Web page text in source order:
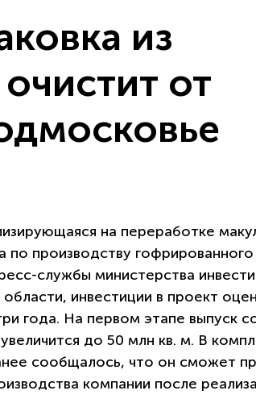
из
от
на переработке
производству
службы министерства
инвестиции в проект
года. На первом этапе выпуск
до 50 млн кв. м. В
сообщалось, что он сможет
компании после